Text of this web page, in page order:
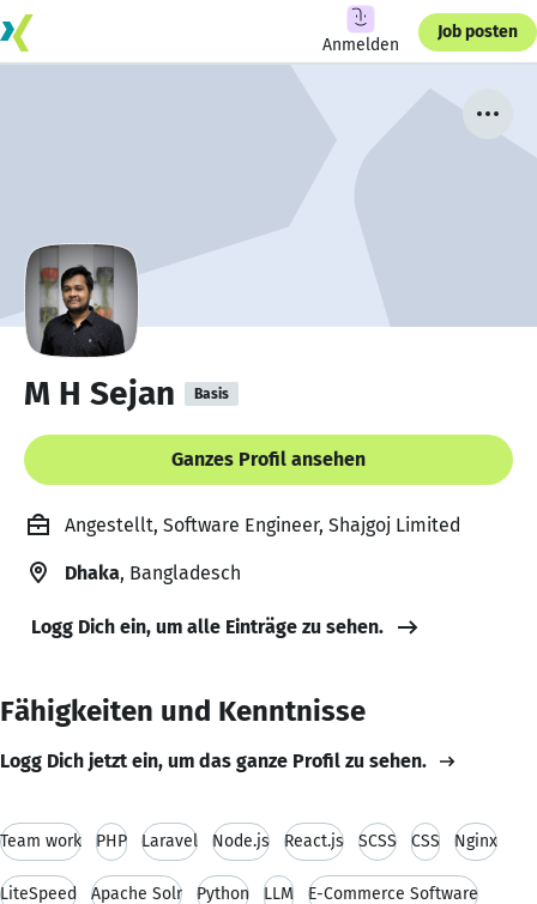
Anmelden
Job posten
M H Sejan Basis
Ganzes Profil ansehen
Angestellt, Software Engineer, Shajgoj Limited
Dhaka, Bangladesch
Logg Dich ein, um alle Einträge zu sehen.
Fähigkeiten und Kenntnisse
Logg Dich jetzt ein, um das ganze Profil zu sehen.
Team work PHP Laravel Node.js React.js SCSS CSS Nginx
LiteSpeed Apache Solr Python LLM E-Commerce Software